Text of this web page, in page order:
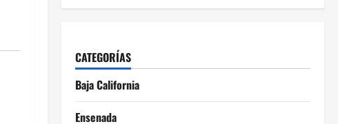
CATEGORÍAS
Baja California
Ensenada